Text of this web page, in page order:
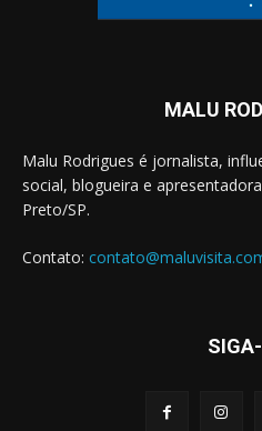
MALU
Malu Rodrigues é jornalista,
social, blogueira e
Preto/SP.
Contato: